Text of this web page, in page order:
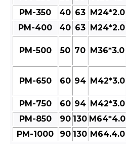
РМ-350
40 63 M24*2.0
РМ-400
40 63 M24*2.0
РМ-500 50 70 M36*3.0
РМ-650 60 94 M42*3.0
РМ-750
60 94 M42*3.0
РМ-850
90 130 M64*4.0
РМ-1000
90 130 M64.4.0